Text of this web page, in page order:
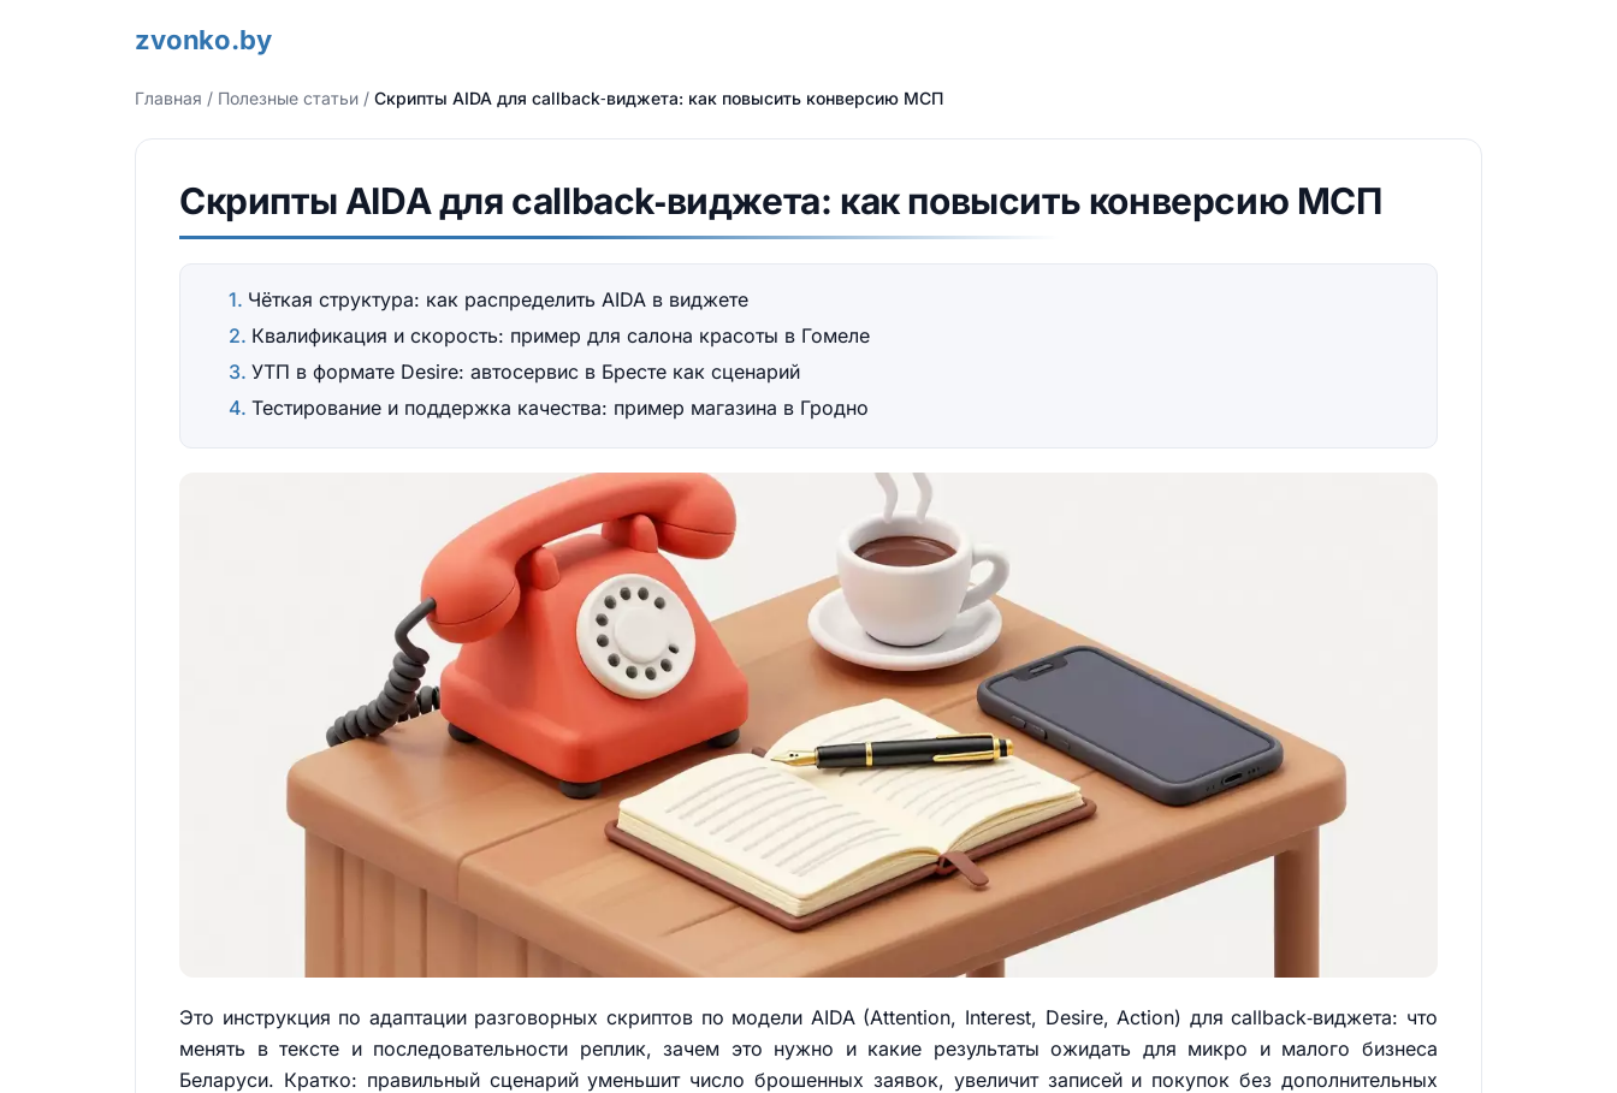
zvonko.by
Главная / Полезные статьи / Скрипты AIDA для callback‑виджета: как повысить конверсию МСП
Скрипты AIDA для callback‑виджета: как повысить конверсию МСП
Чёткая структура: как распределить AIDA в виджете
Квалификация и скорость: пример для салона красоты в Гомеле
УТП в формате Desire: автосервис в Бресте как сценарий
Тестирование и поддержка качества: пример магазина в Гродно
Это инструкция по адаптации разговорных скриптов по модели AIDA (Attention, Interest, Desire, Action) для callback‑виджета: что
менять в тексте и последовательности реплик, зачем это нужно и какие результаты ожидать для микро и малого бизнеса
Беларуси. Кратко: правильный сценарий уменьшит число брошенных заявок, увеличит записей и покупок без дополнительных